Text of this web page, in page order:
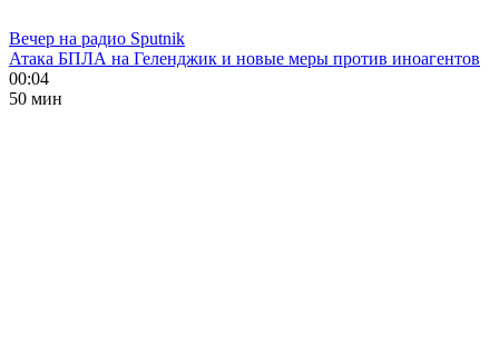
Вечер на радио Sputnik
Атака БПЛА на Геленджик и новые меры против иноагентов
00:04
50 мин